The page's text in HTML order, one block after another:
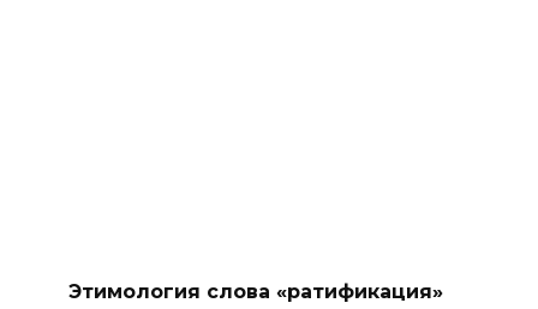
Этимология слова «ратификация»